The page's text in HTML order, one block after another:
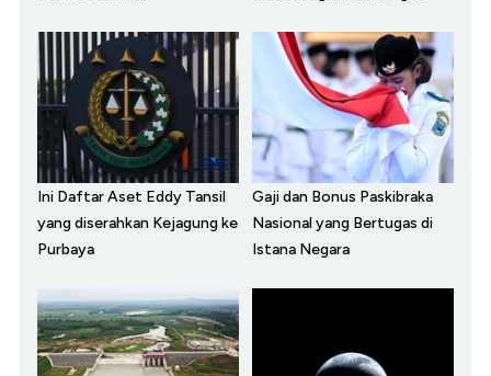
Ini Daftar Aset Eddy Tansil
yang diserahkan Kejagung ke
Purbaya
Gaji dan Bonus Paskibraka
Nasional yang Bertugas di
Istana Negara